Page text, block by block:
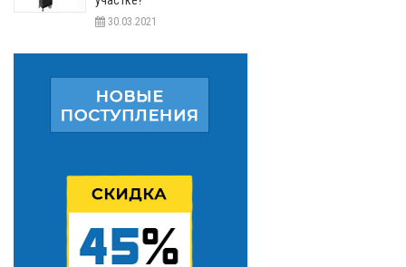
30.03.2021